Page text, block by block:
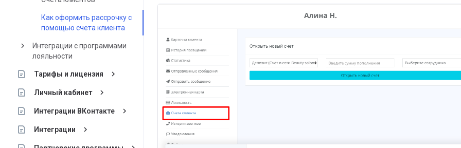
Как оформить рассрочку с
помощью счета клиента
keyboard_arrow_right
Интеграции с программами
лояльности
Тарифы и лицензия keyboard_arrow_right
Личный кабинет keyboard_arrow_right
Интеграции ВКонтакте keyboard_arrow_right
Интеграции keyboard_arrow_right